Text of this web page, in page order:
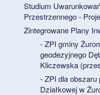
Studium
Przestrzennego -
Zintegrowane Plany
- ZPI gminy
geodezyjnego
Kliczewska
- ZPI dla obszaru
Działkowej w